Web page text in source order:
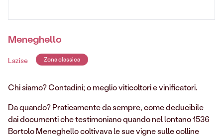
Meneghello
Lazise Zona classica
Chi siamo? Contadini; o meglio viticoltori e vinificatori.
Da quando? Praticamente da sempre, come deducibile
dai documenti che testimoniano quando nel lontano 1536
Bortolo Meneghello coltivava le sue vigne sulle colline